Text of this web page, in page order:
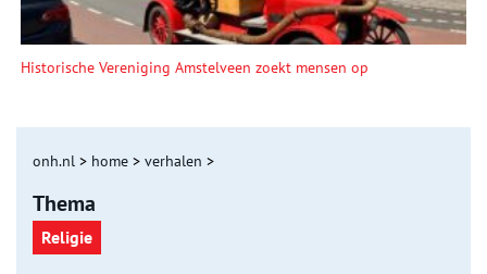
Historische Vereniging Amstelveen zoekt mensen op
onh.nl > home > verhalen >
Thema
Religie